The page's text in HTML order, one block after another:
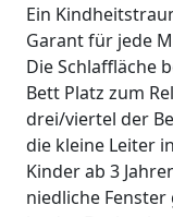
Ein
Garant für jede
Die Schlaffläche
Bett Platz zum
drei/viertel der
die kleine Leiter
Kinder ab 3
niedliche